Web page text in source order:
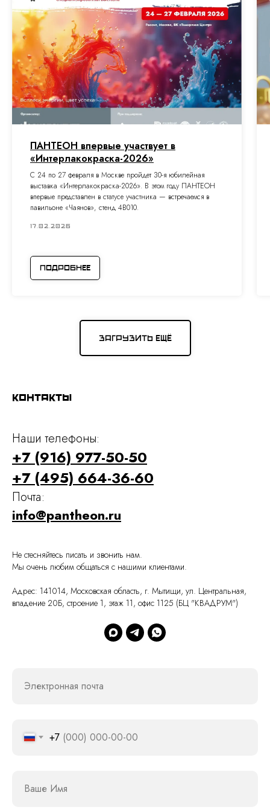
ПАНТЕОН впервые участвует в
«Интерлакокраска-2026»
С 24 по 27 февраля в Москве пройдет 30-я юбилейная
выставка «Интерлакокраска-2026». В этом году ПАНТЕОН
впервые представлен в статусе участника — встречаемся в
павильоне «Чаянов», стенд 4B010.
17.02.2026
Подробнее
Загрузить ещё
Контакты
Наши телефоны:
+7 (916) 977-50-50
+7 (495) 664-36-60
Почта:
info@pantheon.ru
Не стесняйтесь писать и звонить нам.
Мы очень любим общаться с нашими клиентами.
Адрес: 141014, Московская область, г. Мытищи, ул. Центральная,
владение 20Б, строение 1, этаж 11, офис 1125 (БЦ "КВАДРУМ")
Электронная почта
+7
Ваше Имя